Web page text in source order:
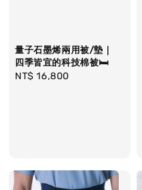
量子石墨烯兩用被/墊｜
四季皆宜的科技棉被🛏️
Regular
NT$ 16,800